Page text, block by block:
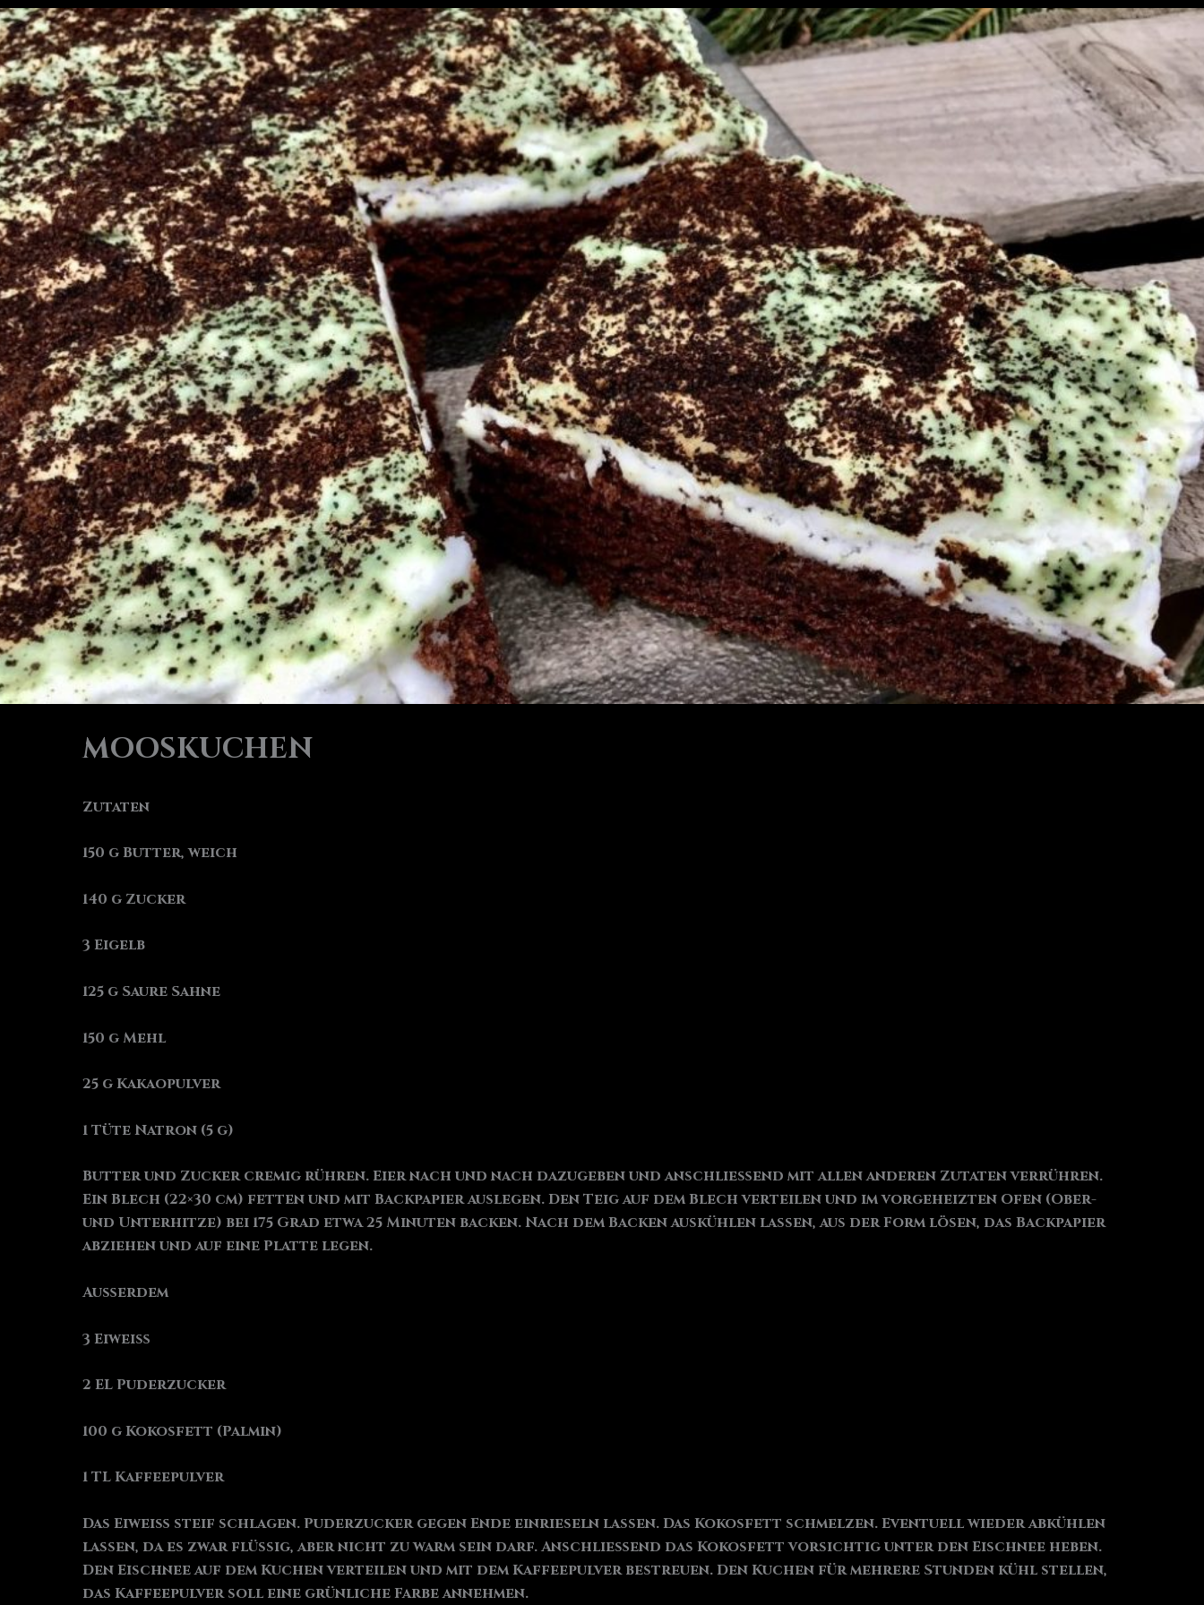
MOOSKUCHEN
Zutaten
150 g Butter, weich
140 g Zucker
3 Eigelb
125 g Saure Sahne
150 g Mehl
25 g Kakaopulver
1 Tüte Natron (5 g)
Butter und Zucker cremig rühren. Eier nach und nach dazugeben und anschließend mit allen anderen Zutaten verrühren.
Ein Blech (22×30 cm) fetten und mit Backpapier auslegen. Den Teig auf dem Blech verteilen und im vorgeheizten Ofen (Ober-
und Unterhitze) bei 175 Grad etwa 25 Minuten backen. Nach dem Backen auskühlen lassen, aus der Form lösen, das Backpapier
abziehen und auf eine Platte legen.
Außerdem
3 Eiweiß
2 EL Puderzucker
100 g Kokosfett (Palmin)
1 TL Kaffeepulver
Das Eiweiß steif schlagen. Puderzucker gegen Ende einrieseln lassen. Das Kokosfett schmelzen. Eventuell wieder abkühlen
lassen, da es zwar flüssig, aber nicht zu warm sein darf. Anschließend das Kokosfett vorsichtig unter den Eischnee heben.
Den Eischnee auf dem Kuchen verteilen und mit dem Kaffeepulver bestreuen. Den Kuchen für mehrere Stunden kühl stellen,
das Kaffeepulver soll eine grünliche Farbe annehmen.